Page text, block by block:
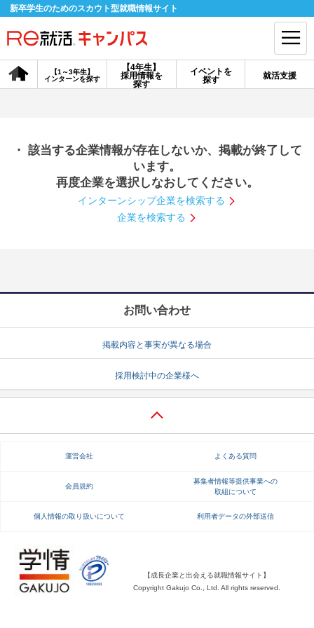
新卒学生のためのスカウト型就職情報サイト
【4年生】
採用情報を
探す
【1～3年生】
インターンを探す
イベントを
探す
就活支援
会員登録 ログイン
探す
【4年生】
説明会を探す
インターンを探す
就活ノウハウ・サポート
就活支援
就活ノウハウが満載！ お役立ち記事・相談室など
適職診断 就活チャンネル
・ 該当する企業情報が存在しないか、掲載が終了して
います。
再度企業を選択しなおしてください。
インターンシップ企業を検索する
企業を検索する
お問い合わせ
掲載内容と事実が異なる場合
採用検討中の企業様へ
運営会社 よくある質問
会員規約
募集者情報等提供事業への
取組について
個人情報の取り扱いについて 利用者データの外部送信
【成長企業と出会える就職情報サイト】
Copyright Gakujo Co., Ltd. All rights reserved.